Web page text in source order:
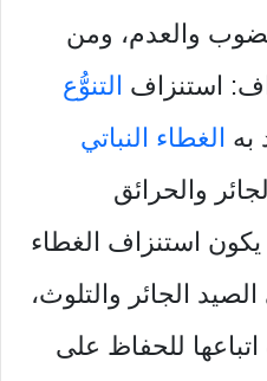
والعدم، ومن
استنزاف التنوُّع
به الغطاء النباتي
والحرائق
استنزاف الغطاء
الجائر والتلوث،
للحفاظ على